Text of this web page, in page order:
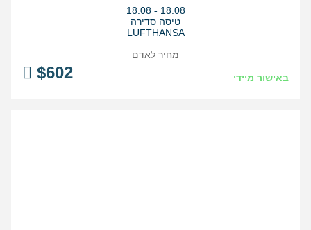
בין
התאריכים,
18.08 - 18.08
טיסה סדירה
LUFTHANSA
באישור מיידי $602
מחיר לאדם